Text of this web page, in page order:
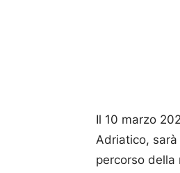
Il 10 marzo
Adriatico,
percorso